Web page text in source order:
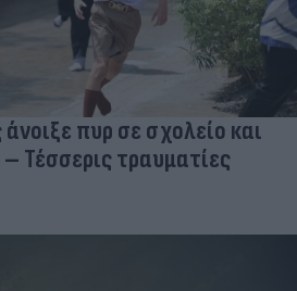
πυρ σε σχολείο και
Τέσσερις τραυματίες